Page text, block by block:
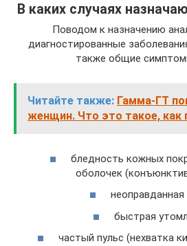
В каких случаях
Поводом к назначению
диагностированные
также общие
Читайте также: Гамма-ГТ
женщин. Что это такое, как
бледность кожных
оболочек
неоправданная
быстрая
частый пульс (нехватка